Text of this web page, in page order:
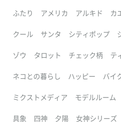
ふたり アメリカ アルキド カ
クール サンタ シティポップ
ゾウ タロット チェック柄 テ
ネコとの暮らし ハッピー バイ
ミクストメディア モデルルーム
具象 四神 夕陽 女神シリーズ